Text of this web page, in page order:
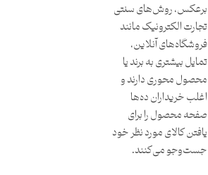
برعکس، روش‌های سنتی
تجارت الکترونیک مانند
فروشگاه‌های آنلاین،
تمایل بیشتری به برند یا
محصول محوری دارند و
اغلب خریداران ده‌ها
صفحه محصول را برای
یافتن کالای مورد نظر خود
جست‌وجو می‌کنند.